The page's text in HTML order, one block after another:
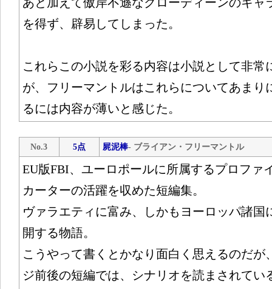
を得ず、辟易してしまった。
これらこの小説を彩る内容は小説として非常
が、フリーマントルはこれらについてあまり
るには内容が薄いと感じた。
No.3 5点 屍泥棒- ブライアン・フリーマントル
EU版FBI、ユーロポールに所属するプロファ
カーターの活躍を収めた短編集。
ヴァラエティに富み、しかもヨーロッパ諸国
開する物語。
こうやって書くとかなり面白く思えるのだが
ジ前後の短編では、シナリオを読まされてい